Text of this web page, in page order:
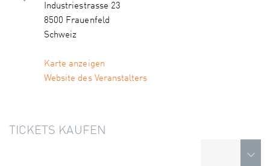
Industriestrasse 23
8500 Frauenfeld
Schweiz
Karte anzeigen
Website des Veranstalters
TICKETS KAUFEN